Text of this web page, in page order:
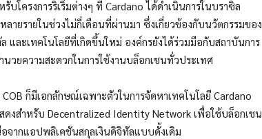
โครงการริเริ่มต่างๆ ที่ Cardano ได้ดำเนินการในบราซิล
ยรายในช่วงไม่กี่เดือนที่ผ่านมา ซึ่งเกี่ยวข้องกับนวัตกรรมของ
ละเทคโนโลยีที่เกิดขึ้นใหม่ องค์กรยังได้ร่วมมือกับสถาบันการ
วยความสะดวกในการใช้งานบล็อกเชนทั่วประเทศ
ก็มีเอกลักษณ์เฉพาะตัวในการจัดหาเทคโนโลยี Cardano
ดงสำหรับ Decentralized Identity Network เพื่อใช้บล็อกเชน
จากแอปพลิเคชันสกุลเงินดิจิทัลแบบดั้งเดิม